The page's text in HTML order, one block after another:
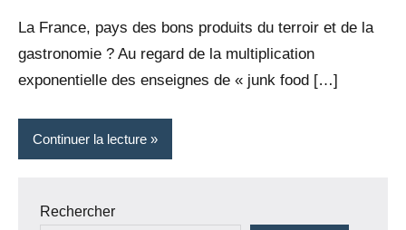
La France, pays des bons produits du terroir et de la
gastronomie ? Au regard de la multiplication
exponentielle des enseignes de « junk food […]
Continuer la lecture
Rechercher